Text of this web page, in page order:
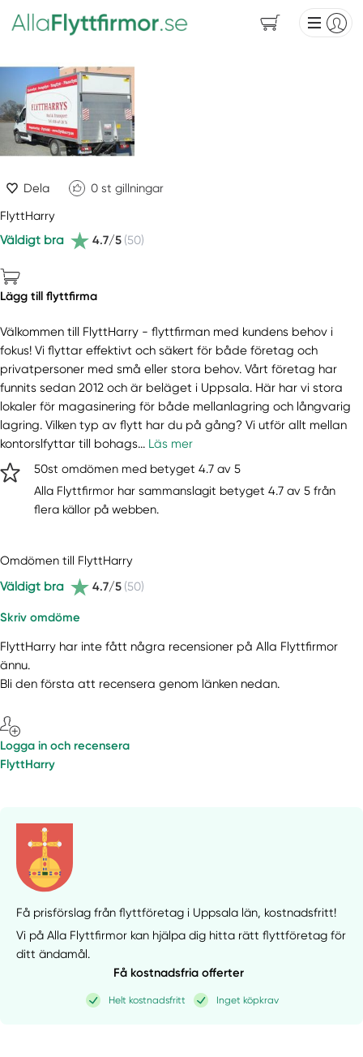
Dela 0 st gillningar
FlyttHarry
Väldigt bra
4.7/5 (50)
Lägg till flyttfirma
Välkommen till FlyttHarry - flyttfirman med kundens behov i
fokus! Vi flyttar effektivt och säkert för både företag och
privatpersoner med små eller stora behov. Vårt företag har
funnits sedan 2012 och är beläget i Uppsala. Här har vi stora
lokaler för magasinering för både mellanlagring och långvarig
lagring. Vilken typ av flytt har du på gång? Vi utför allt mellan
kontorslfyttar till bohags... Läs mer
50st omdömen med betyget 4.7 av 5
Alla Flyttfirmor har sammanslagit betyget 4.7 av 5 från
flera källor på webben.
Omdömen till FlyttHarry
Väldigt bra
4.7/5 (50)
Skriv omdöme
FlyttHarry har inte fått några recensioner på Alla Flyttfirmor
ännu.
Bli den första att recensera genom länken nedan.
Logga in och recensera
FlyttHarry
Få prisförslag från flyttföretag i Uppsala län, kostnadsfritt!
Vi på Alla Flyttfirmor kan hjälpa dig hitta rätt flyttföretag för
ditt ändamål.
Få kostnadsfria offerter
Helt kostnadsfritt Inget köpkrav